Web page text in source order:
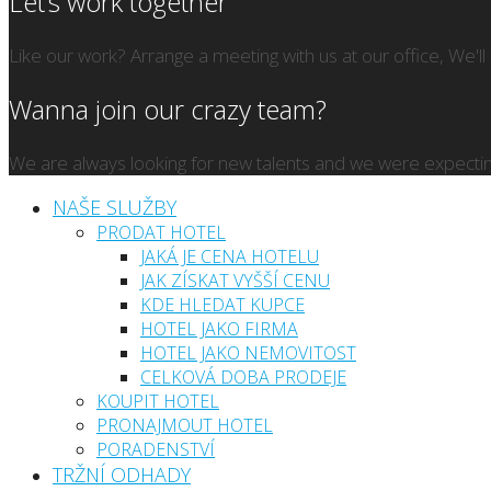
Like our work? Arrange a meeting with us at our office,
Wanna join our crazy team?
We are always looking for new talents and we were
NAŠE SLUŽBY
PRODAT HOTEL
JAKÁ JE CENA HOTELU
JAK ZÍSKAT VYŠŠÍ CENU
KDE HLEDAT KUPCE
HOTEL JAKO FIRMA
HOTEL JAKO NEMOVITOST
CELKOVÁ DOBA PRODEJE
KOUPIT HOTEL
PRONAJMOUT HOTEL
PORADENSTVÍ
TRŽNÍ ODHADY